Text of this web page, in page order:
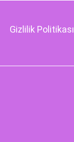
Gizlilik Politikası